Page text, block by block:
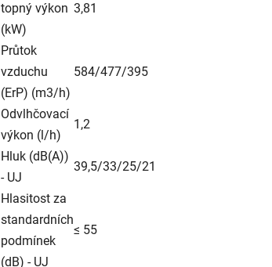
topný výkon
(kW)
3,81
Průtok
vzduchu
(ErP) (m3/h)
584/477/395
Odvlhčovací
výkon (l/h)
1,2
Hluk (dB(A))
- UJ
39,5/33/25/21
Hlasitost za
standardních
podmínek
(dB) - UJ
≤ 55